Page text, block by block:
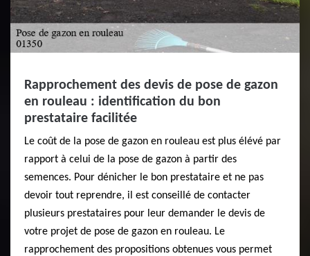
Rapprochement des devis de pose de gazon
en rouleau : identification du bon
prestataire facilitée
Le coût de la pose de gazon en rouleau est plus élévé par
rapport à celui de la pose de gazon à partir des
semences. Pour dénicher le bon prestataire et ne pas
devoir tout reprendre, il est conseillé de contacter
plusieurs prestataires pour leur demander le devis de
votre projet de pose de gazon en rouleau. Le
rapprochement des propositions obtenues vous permet